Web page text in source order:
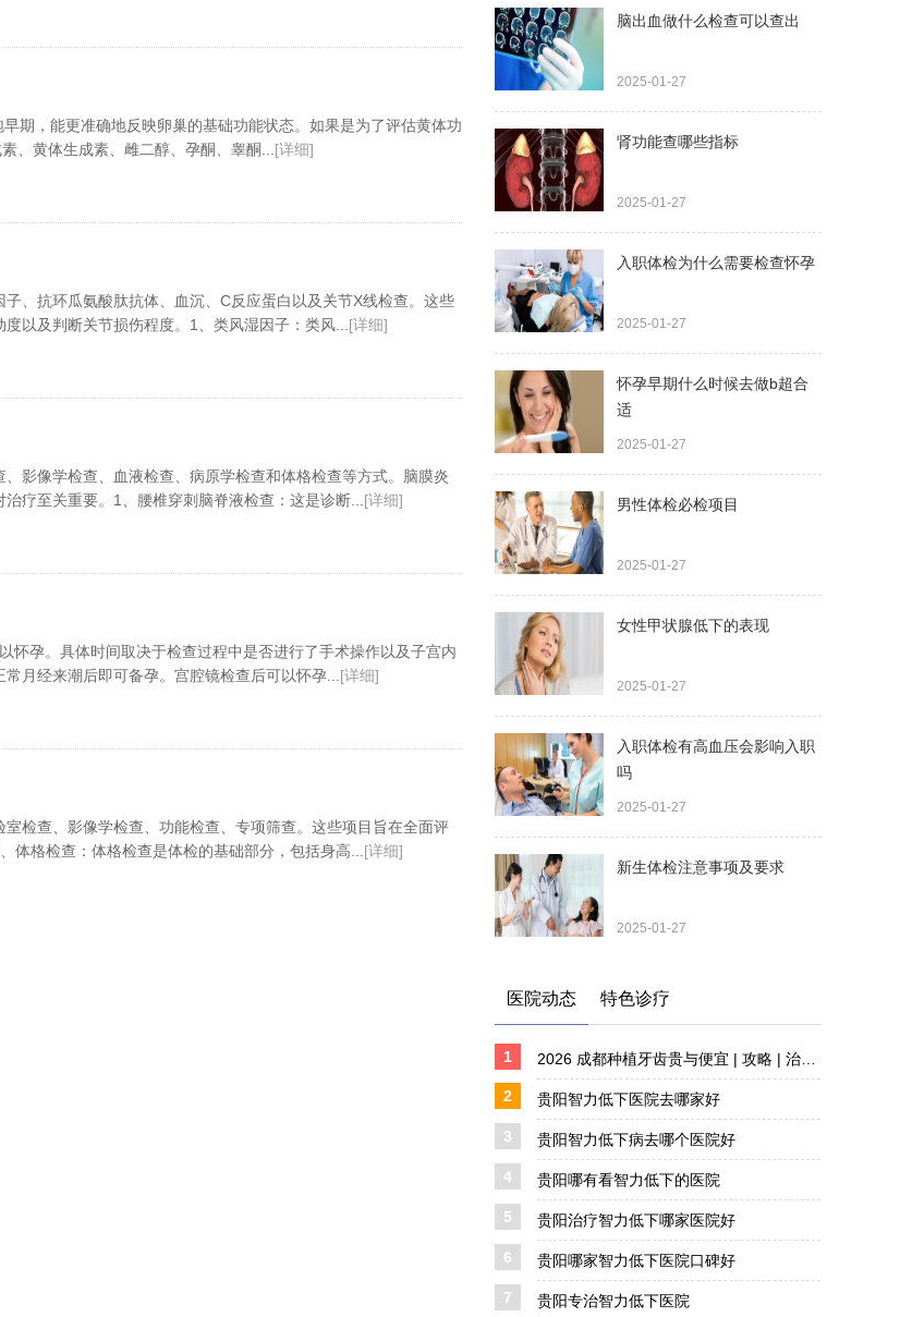
期，能更准确地反映卵巢的基础功能状态。如果是为了评估黄体功
、黄体生成素、雌二醇、孕酮、睾酮... [详细]
、抗环瓜氨酸肽抗体、血沉、C反应蛋白以及关节X线检查。这些
以及判断关节损伤程度。1、类风湿因子：类风... [详细]
影像学检查、血液检查、病原学检查和体格检查等方式。脑膜炎
疗至关重要。1、腰椎穿刺脑脊液检查：这是诊断... [详细]
怀孕。具体时间取决于检查过程中是否进行了手术操作以及子宫内
月经来潮后即可备孕。宫腔镜检查后可以怀孕... [详细]
检查、影像学检查、功能检查、专项筛查。这些项目旨在全面评
体格检查：体格检查是体检的基础部分，包括身高... [详细]
脑出血做什么检查可以查出
2025-01-27
肾功能查哪些指标
2025-01-27
入职体检为什么需要检查怀孕
2025-01-27
怀孕早期什么时候去做b超合
适
2025-01-27
男性体检必检项目
2025-01-27
女性甲状腺低下的表现
2025-01-27
入职体检有高血压会影响入职
吗
2025-01-27
新生体检注意事项及要求
2025-01-27
医院动态 特色诊疗
1
2 贵阳智力低下医院去哪家好
3 贵阳智力低下病去哪个医院好
4 贵阳哪有看智力低下的医院
5 贵阳治疗智力低下哪家医院好
6 贵阳哪家智力低下医院口碑好
7 贵阳专治智力低下医院